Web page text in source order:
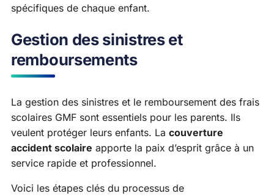
spécifiques de chaque enfant.
Gestion des sinistres et
remboursements
La gestion des sinistres et le remboursement des frais
scolaires GMF sont essentiels pour les parents. Ils
veulent protéger leurs enfants. La couverture
accident scolaire apporte la paix d’esprit grâce à un
service rapide et professionnel.
Voici les étapes clés du processus de